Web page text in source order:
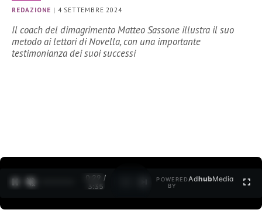
REDAZIONE | 4 SETTEMBRE 2024
Il coach del dimagrimento Matteo Sassone illustra il suo
metodo ai lettori di Novella, con una importante
testimonianza dei suoi successi
0:30 /
3:35
POWERED
BY
AdhubMedia